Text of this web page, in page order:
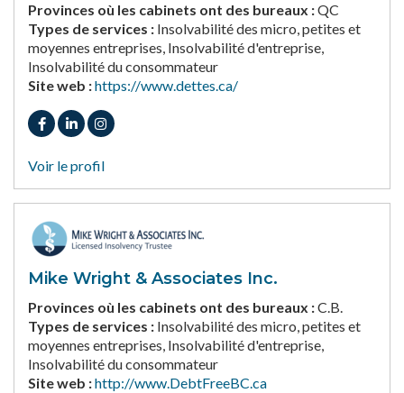
Provinces où les cabinets ont des bureaux :QC
Types de services : Insolvabilité des micro, petites et
moyennes entreprises, Insolvabilité d'entreprise,
Insolvabilité du consommateur
Site web :https://www.dettes.ca/
Voir le profil
Mike Wright & Associates Inc.
Provinces où les cabinets ont des bureaux :C.B.
Types de services : Insolvabilité des micro, petites et
moyennes entreprises, Insolvabilité d'entreprise,
Insolvabilité du consommateur
Site web :http://www.DebtFreeBC.ca